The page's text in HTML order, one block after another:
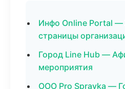
Инфо Online Portal
страницы
Город Line Hub —
мероприятия
ООО Pro Spravka —